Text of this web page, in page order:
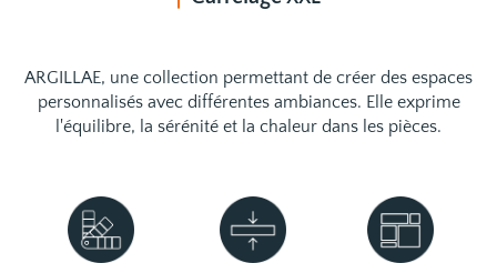
ARGILLAE, une collection permettant de créer des espaces
personnalisés avec différentes ambiances. Elle exprime
l'équilibre, la sérénité et la chaleur dans les pièces.